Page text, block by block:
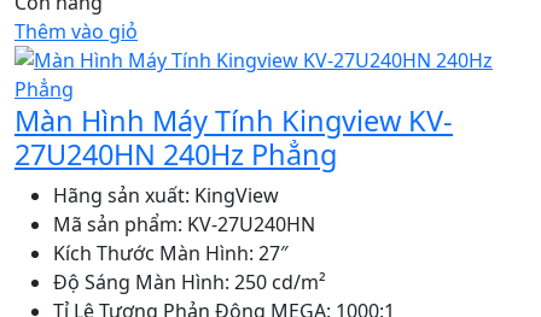
Thêm vào giỏ
Màn Hình Máy Tính Kingview KV-
27U240HN 240Hz Phẳng
Hãng sản xuất: KingView
Mã sản phẩm: KV-27U240HN
Kích Thước Màn Hình: 27″
Độ Sáng Màn Hình: 250 cd/m²
Tỉ Lệ Tương Phản Động MEGA: 1000:1